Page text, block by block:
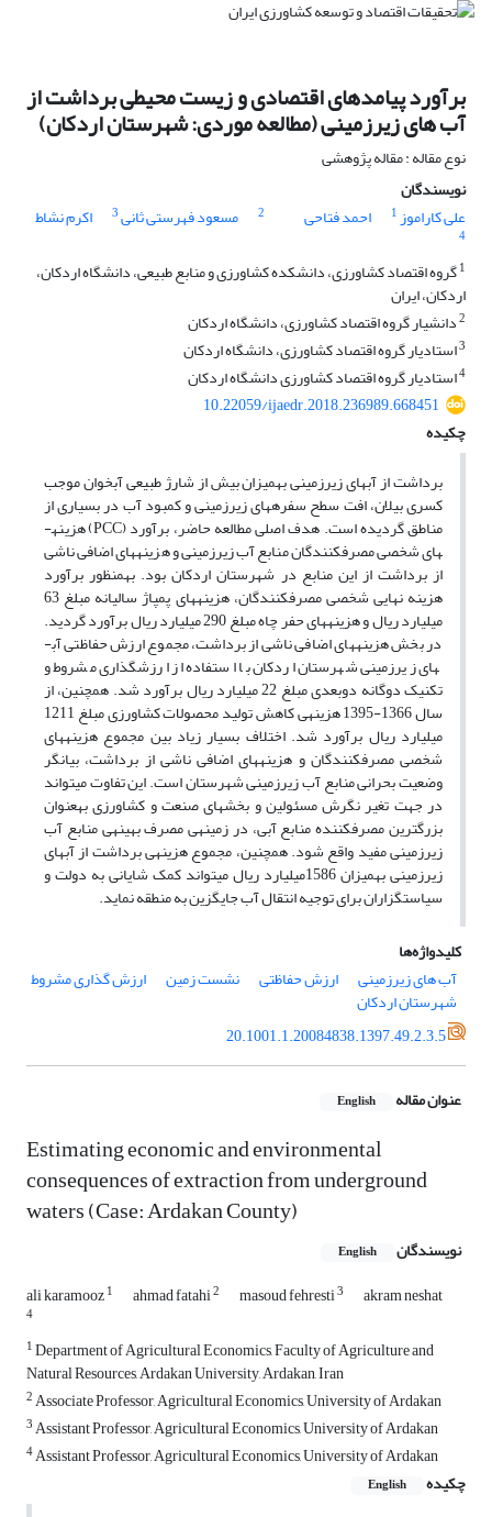
برآورد پیامد‌های اقتصادی و زیست محیطی برداشت از
آب های زیرزمینی (مطالعه موردی: شهرستان اردکان)
نوع مقاله : مقاله پژوهشی
نویسندگان
علی کاراموز1 احمد فتاحی 2 مسعود فهرستی ثانی3 اکرم نشاط
4
1گروه اقتصاد کشاورزی، دانشکده کشاورزی و منابع طبیعی، دانشگاه اردکان،
اردکان، ایران
2دانشیار گروه اقتصاد کشاورزی، دانشگاه اردکان
3استادیار گروه اقتصاد کشاورزی، دانشگاه اردکان
4استادیار گروه اقتصاد کشاورزی دانشگاه اردکان
10.22059/ijaedr.2018.236989.668451
چکیده
برداشت از آب­های زیرزمینی به­میزان بیش از شارژ طبیعی آبخوان موجب
کسری بیلان، افت سطح سفره­های زیرزمینی و کمبود آب در بسیاری از
مناطق گردیده است. هدف اصلی مطالعه حاضر، برآورد (PCC) هزینه­
های شخصی مصرف­کنندگان منابع آب زیرزمینی و هزینه­های اضافی ناشی
از برداشت از این منابع در شهرستان اردکان بود. به­منظور برآورد
هزینه­ نهایی شخصی مصرف­کنندگان، هزینه­های پمپاژ سالیانه مبلغ 63
میلیارد ریال و هزینه­های حفر چاه مبلغ 290 میلیارد ریال برآورد گردید.
در بخش هزینه­های اضافی ناشی از برداشت، مجموع ارزش حفاظتی آب­
های زیرزمینی شهرستان اردکان با استفاده از ارزش­گذاری مشروط و
تکنیک دو­گانه دو­بعدی مبلغ 22 میلیارد ریال برآورد شد. همچنین، از
سال 1366-1395 هزینه­ی کاهش تولید محصولات کشاورزی مبلغ 1211
میلیارد ریال برآورد شد. اختلاف بسیار زیاد بین مجموع هزینه­های
شخصی مصرف­کنندگان و هزینه­های اضافی ناشی از برداشت، بیانگر
وضعیت بحرانی منابع آب زیرزمینی شهرستان است. این تفاوت می­تواند
در جهت تغیر نگرش مسئولین و بخش­های صنعت و کشاورزی به­عنوان
بزرگ­ترین مصرف­کننده منابع آبی، در زمینه­ی مصرف بهینه­ی منابع آب
زیرزمینی مفید واقع شود. همچنین، مجموع هزینه­ی برداشت از آب­های
زیرزمینی به­میزان 1586میلیارد ریال می­تواند کمک شایانی به دولت و
سیاست­گزاران برای توجیه انتقال آب جایگزین به منطقه نماید.
کلیدواژه‌ها
آب های زیرزمینی
ارزش حفاظتی نشست زمین ارزش گذاری مشروط
شهرستان اردکان
20.1001.1.20084838.1397.49.2.3.5
عنوان مقاله English
Estimating economic and environmental
consequences of extraction from underground
waters (Case: Ardakan County)
نویسندگان English
ali karamooz1 ahmad fatahi2 masoud fehresti3 akram neshat
4
1Department of Agricultural Economics, Faculty of Agriculture and
Natural Resources, Ardakan University, Ardakan, Iran
2Associate Professor, Agricultural Economics, University of Ardakan
3Assistant Professor, Agricultural Economics, University of Ardakan
4Assistant Professor, Agricultural Economics, University of Ardakan
چکیده
English